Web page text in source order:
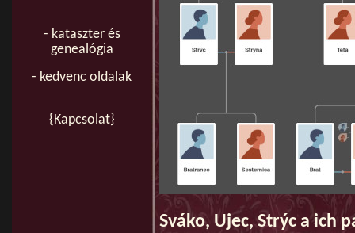
- kataszter és
genealógia
- kedvenc oldalak
{Kapcsolat}
Sváko, Ujec, Strýc a ich